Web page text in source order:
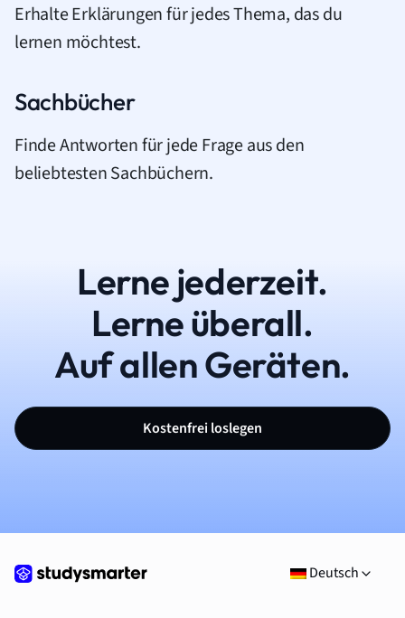
Erhalte Erklärungen für jedes Thema, das du
lernen möchtest.
Sachbücher
Finde Antworten für jede Frage aus den
beliebtesten Sachbüchern.
Lerne jederzeit.
Lerne überall.
Auf allen Geräten.
Kostenfrei loslegen
Deutsch